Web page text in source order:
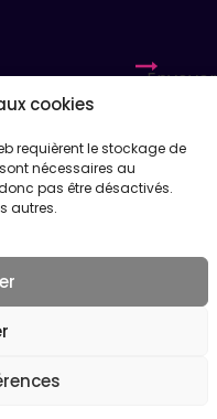
cookies
requièrent le stockage de
nécessaires au
pas être désactivés.
autres.
Envoyer
POLITIQUE DE COOKIES